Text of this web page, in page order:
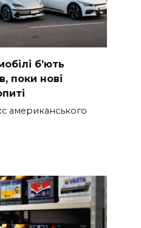
б’ють
поки нові
американського